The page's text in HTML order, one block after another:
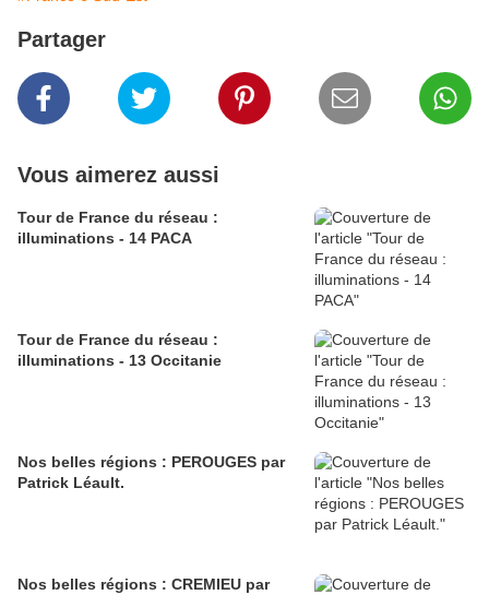
Partager
Vous aimerez aussi
Tour de France du réseau :
illuminations - 14 PACA
Tour de France du réseau :
illuminations - 13 Occitanie
Nos belles régions : PEROUGES par
Patrick Léault.
Nos belles régions : CREMIEU par